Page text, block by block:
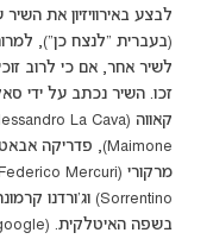
(בעברית "לנצח כן"),
לשיר אחר, אם כי לרוב
זכו. השיר נכתב על ידי